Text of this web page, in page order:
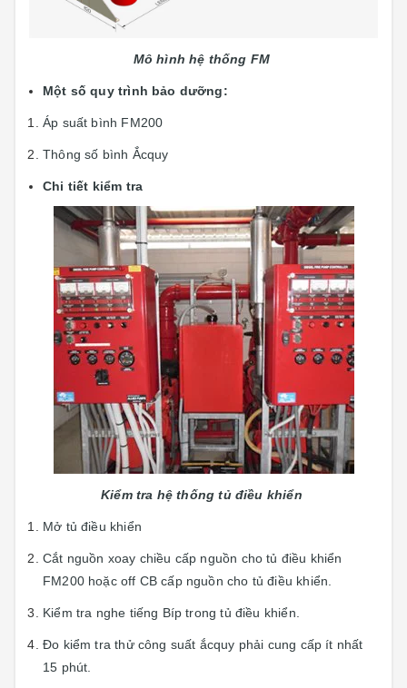
Mô hình hệ thống FM
Một số quy trình bảo dưỡng:
Áp suất bình FM200
Thông số bình Ắcquy
Chi tiết kiểm tra
Kiểm tra hệ thống tủ điều khiển
Mở tủ điều khiển
Cắt nguồn xoay chiều cấp nguồn cho tủ điều khiển
FM200 hoặc off CB cấp nguồn cho tủ điều khiển.
Kiểm tra nghe tiếng Bíp trong tủ điều khiển.
Đo kiểm tra thử công suất ắcquy phải cung cấp ít nhất
15 phút.